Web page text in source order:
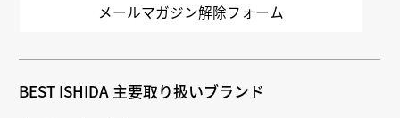
メールマガジン解除フォーム
BEST ISHIDA 主要取り扱いブランド